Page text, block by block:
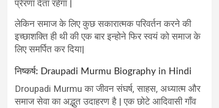
प्रेरणा देता रहेगा |
लेकिन समाज के लिए कुछ सकारात्मक परिवर्तन करने की
इच्छाशक्ति ही थी की एक बार इन्होने फिर स्वयं को समाज के
लिए समर्पित कर दिया|
निष्कर्ष: Draupadi Murmu Biography in Hindi
Droupadi Murmu का जीवन संघर्ष, साहस, अध्यात्म और
समाज सेवा का अद्भुत उदाहरण है | एक छोटे आदिवासी गाँव